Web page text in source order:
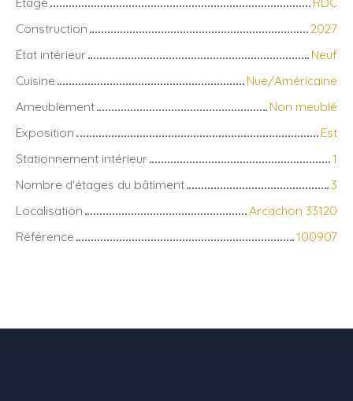
Construction
2027
État intérieur
Neuf
Cuisine
Nue/Américaine
Ameublement
Non meublé
Exposition
Est
Stationnement intérieur
1
Nombre d'étages du bâtiment
3
Localisation
Arcachon 33120
Référence
100907